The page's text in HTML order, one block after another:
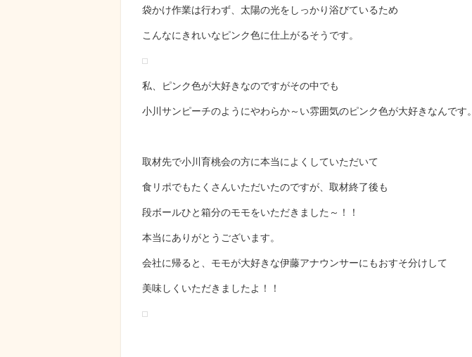
袋かけ作業は行わず、太陽の光をしっかり浴びているため
こんなにきれいなピンク色に仕上がるそうです。
私、ピンク色が大好きなのですがその中でも
小川サンピーチのようにやわらか～い雰囲気のピンク色が大好きなんです。
取材先で小川育桃会の方に本当によくしていただいて
食リポでもたくさんいただいたのですが、取材終了後も
段ボールひと箱分のモモをいただきました～！！
本当にありがとうございます。
会社に帰ると、モモが大好きな伊藤アナウンサーにもおすそ分けして
美味しくいただきましたよ！！